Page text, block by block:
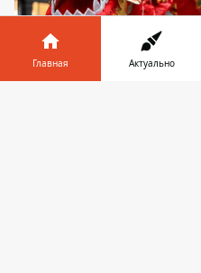
Главная Актуально